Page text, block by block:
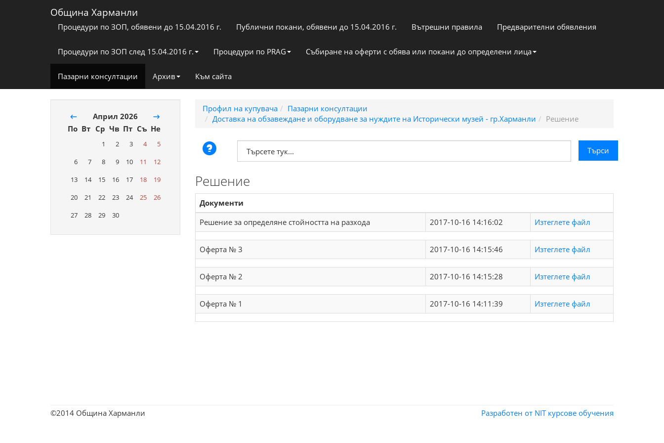
Община Харманли
Процедури по ЗОП, обявени до 15.04.2016 г. Публични покани, обявени до 15.04.2016 г. Вътрешни правила Предварителни обявления
Процедури по ЗОП след 15.04.2016 г. Процедури по PRAG Събиране на оферти с обява или покани до определени лица
Пазарни консултации Архив Към сайта
← Април 2026
→
По Вт Ср Чв Пт Съ Не
1 2 3 4
5
6
7 8 9 10 11
12
13
14 15 16 17 18
19
20
21 22 23 24 25
26
27
28 29 30
Профил на купувача
Пазарни консултации
Доставка на обзавеждане и оборудване за нуждите на Исторически музей - гр.Харманли
Решение
Решение
Документи
Решение за определяне стойността на разхода
2017-10-16 14:16:02 Изтеглете файл
Оферта № 3 2017-10-16 14:15:46 Изтеглете файл
Оферта № 2 2017-10-16 14:15:28 Изтеглете файл
Оферта № 1 2017-10-16 14:11:39 Изтеглете файл
©2014 Община Харманли Разработен от NIT курсове обучения